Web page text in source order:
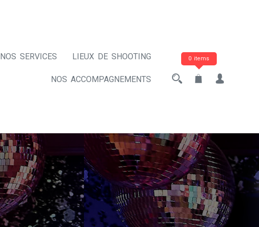
NOS SERVICES LIEUX DE SHOOTING
NOS ACCOMPAGNEMENTS
0 items